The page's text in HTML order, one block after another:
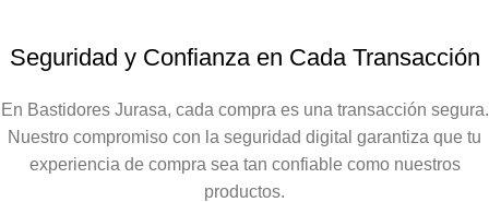
Seguridad y Confianza en Cada Transacción
En Bastidores Jurasa, cada compra es una transacción segura.
Nuestro compromiso con la seguridad digital garantiza que tu
experiencia de compra sea tan confiable como nuestros
productos.